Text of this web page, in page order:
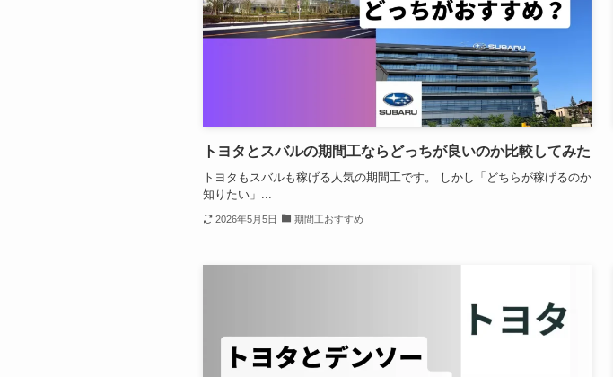
トヨタとスバルの期間工ならどっちが良いのか比較してみた
トヨタもスバルも稼げる人気の期間工です。 しかし「どちらが稼げるのか
知りたい」...
2026年5月5日 期間工おすすめ